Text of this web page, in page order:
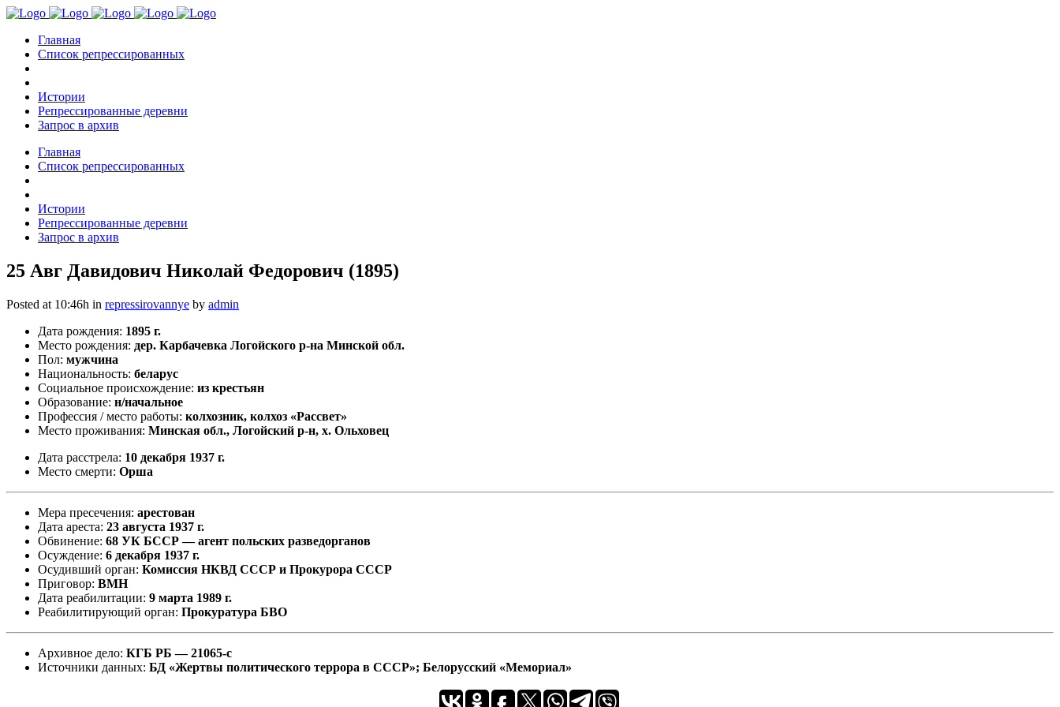
Главная
Список репрессированных
Истории
Репрессированные деревни
Запрос в архив
Главная
Список репрессированных
Истории
Репрессированные деревни
Запрос в архив
25 Авг Давидович Николай Федорович (1895)
Posted at 10:46h in repressirovannye by admin
Дата рождения: 1895 г.
Место рождения: дер. Карбачевка Логойского р-на Минской обл.
Пол: мужчина
Национальность: беларус
Социальное происхождение: из крестьян
Образование: н/начальное
Профессия / место работы: колхозник, колхоз «Рассвет»
Место проживания: Минская обл., Логойский р-н, х. Ольховец
Дата расстрела: 10 декабря 1937 г.
Место смерти: Орша
Мера пресечения: арестован
Дата ареста: 23 августа 1937 г.
Обвинение: 68 УК БССР — агент польских разведорганов
Осуждение: 6 декабря 1937 г.
Осудивший орган: Комиссия НКВД СССР и Прокурора СССР
Приговор: ВМН
Дата реабилитации: 9 марта 1989 г.
Реабилитирующий орган: Прокуратура БВО
Архивное дело: КГБ РБ — 21065-с
Источники данных: БД «Жертвы политического террора в СССР»; Белорусский «Мемориал»